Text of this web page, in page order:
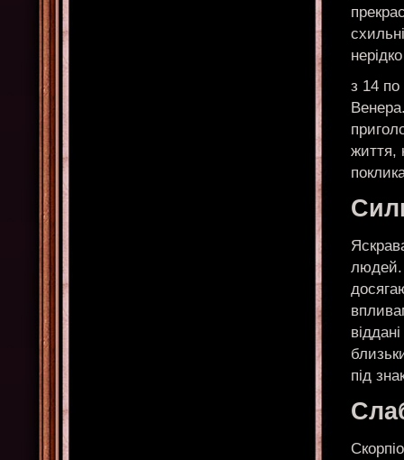
з 14
життя,
людей.
під